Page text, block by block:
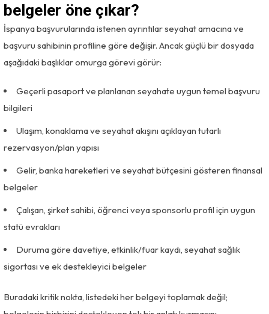
belgeler öne çıkar?
İspanya başvurularında istenen ayrıntılar seyahat amacına ve
başvuru sahibinin profiline göre değişir. Ancak güçlü bir dosyada
aşağıdaki başlıklar omurga görevi görür:
Geçerli pasaport ve planlanan seyahate uygun temel başvuru
bilgileri
Ulaşım, konaklama ve seyahat akışını açıklayan tutarlı
rezervasyon/plan yapısı
Gelir, banka hareketleri ve seyahat bütçesini gösteren finansal
belgeler
Çalışan, şirket sahibi, öğrenci veya sponsorlu profil için uygun
statü evrakları
Duruma göre davetiye, etkinlik/fuar kaydı, seyahat sağlık
sigortası ve ek destekleyici belgeler
Buradaki kritik nokta, listedeki her belgeyi toplamak değil;